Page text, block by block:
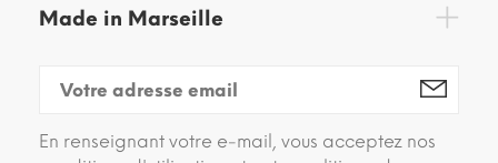
Made in Marseille
En renseignant votre e-mail, vous acceptez nos